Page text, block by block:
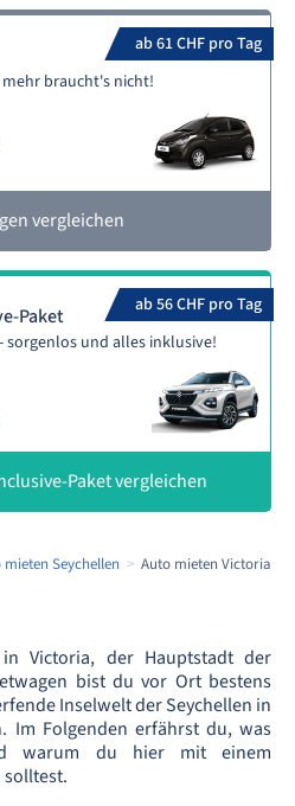
ab 61 CHF pro Tag
braucht's nicht!
vergleichen
ab 56 CHF pro Tag
Paket
sorgenlos und alles inklusive!
Paket vergleichen
mieten Seychellen Auto mieten Victoria
Victoria, der Hauptstadt der
bist du vor Ort bestens
Inselwelt der Seychellen in
Im Folgenden erfährst du, was
warum du hier mit einem
solltest.